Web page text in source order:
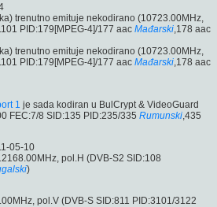
trenutno emituje nekodirano (10723.00MHz,
PID:179[MPEG-4]/177 aac Mađarski,178 aac
trenutno emituje nekodirano (10723.00MHz,
PID:179[MPEG-4]/177 aac Mađarski,178 aac
1 je sada kodiran u BulCrypt & VideoGuard
FEC:7/8 SID:135 PID:235/335 Rumunski,435
05-10
pol.H (DVB-S2 SID:108
)
pol.V (DVB-S SID:811 PID:3101/3122